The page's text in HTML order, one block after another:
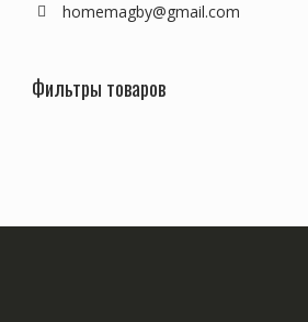
homemagby@gmail.com
Фильтры товаров